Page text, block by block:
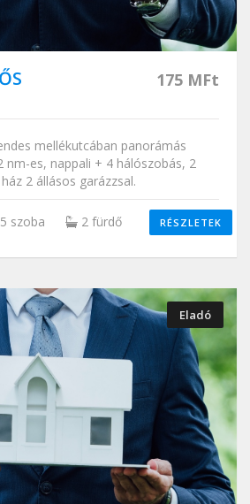
175 MFt
mellékutcában panorámás
nm-es, nappali + 4 hálószobás, 2
2 állásos garázzsal.
szoba 2 fürdő RÉSZLETEK
Eladó